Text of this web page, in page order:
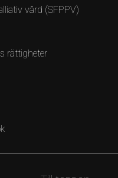
vård (SFPPV)
rättigheter